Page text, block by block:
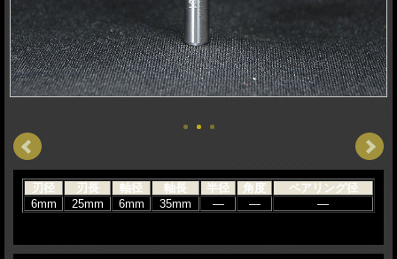
刃径 刃長 軸径 軸長 半径 角度
ベアリング径
6mm
25mm 6mm 35mm ― ― ―